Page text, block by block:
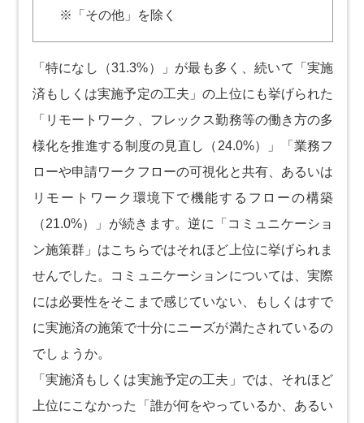
※「その他」を除く
「特になし（31.3%）」が最も多く、続いて「実施
済もしくは実施予定の工夫」の上位にも挙げられた
「リモートワーク、フレックス勤務等の働き方の多
様化を推進する制度の見直し（24.0%）」「業務フ
ローや申請ワークフローの可視化と共有、あるいは
リモートワーク環境下で機能するフローの構築
（21.0%）」が続きます。逆に「コミュニケーショ
ン施策群」はこちらではそれほど上位に挙げられま
せんでした。コミュニケーションについては、実際
には必要性をそこまで感じていない、もしくはすで
に実施済の施策で十分にニーズが満たされているの
でしょうか。
「実施済もしくは実施予定の工夫」では、それほど
上位にこなかった「誰が何をやっているか、あるい